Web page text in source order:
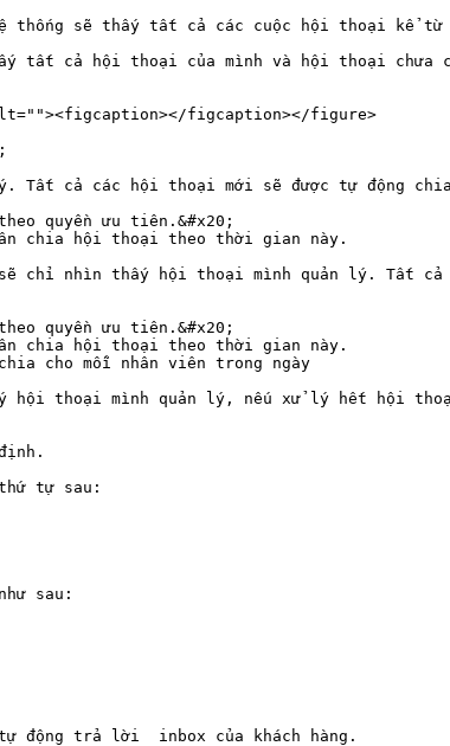
thống sẽ thấy tất cả các cuộc hội thoại kể
tất cả hội thoại của mình và hội thoại
figcaption></figure>
Tất cả các hội thoại mới sẽ được tự động
quyền ưu tiên.&#x20;
chia hội thoại theo thời gian này.
chỉ nhìn thấy hội thoại mình quản lý. Tất
quyền ưu tiên.&#x20;
chia hội thoại theo thời gian này.
cho mỗi nhân viên trong ngày
hội thoại mình quản lý, nếu xử lý hết hội
tự sau:
sau:
động trả lời  inbox của khách hàng.